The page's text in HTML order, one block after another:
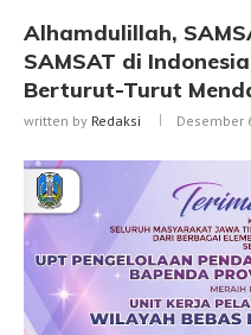
Alhamdulillah,
SAMSAT di
Berturut-Turut
written by Redaksi Desember